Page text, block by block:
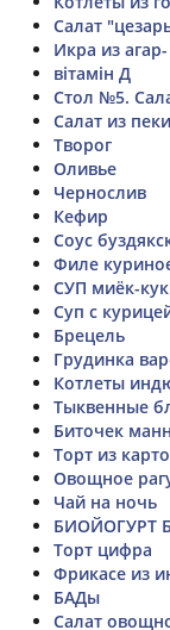
Салат
Икра из агар-
вітамін Д
Стол №5.
Салат из
Творог
Оливье
Чернослив
Кефир
Соус
Филе
СУП миёк-кук
Суп с
Брецель
Грудинка
Котлеты
Тыквенные
Биточек
Торт из
Овощное
Чай на ночь
БИОЙОГУРТ
Торт цифра
Фрикасе из
БАДы
Салат